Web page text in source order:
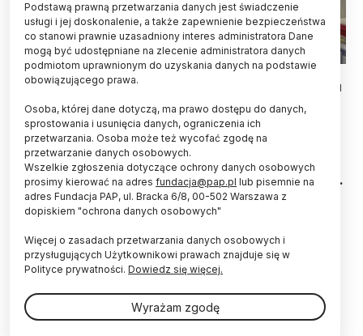
Badaczki i studenci Politechniki Krakowskiej prowadzą prace
nad lakierami do paznokci, które mogą być nośnikami leków. Od
Chodak i Kamil Jurek, mgr inż. Anna Drabczyk Fot. Karolina Kula
Nad lakierami do paznokci, które będą dostarczać
leki nie tylko miejscowo, ale też do organizmu,
pracują biotechnolodzy z Politechniki Krakowskiej.
Dzięki temu w przyszłości przy pomocy takich
lakierów można będzie leczyć zarówno infekcje
Produkty do stylizacji paznokci od dłuższego czasu
są nie tylko produktem kosmetycznym -
przypominają naukowcy w informacji prasowej
przesłanej PAP. Chociaż standardowe lakiery
Podstawą prawną przetwarzania danych jest świadczenie
usługi i jej doskonalenie, a także zapewnienie bezpieczeństwa
co stanowi prawnie uzasadniony interes administratora Dane
mogą być udostępniane na zlecenie administratora danych
podmiotom uprawnionym do uzyskania danych na podstawie
obowiązującego prawa.
Osoba, której dane dotyczą, ma prawo dostępu do danych,
sprostowania i usunięcia danych, ograniczenia ich
przetwarzania. Osoba może też wycofać zgodę na
przetwarzanie danych osobowych.
Wszelkie zgłoszenia dotyczące ochrony danych osobowych
prosimy kierować na adres fundacja@pap.pl lub pisemnie na
adres Fundacja PAP, ul. Bracka 6/8, 00-502 Warszawa z
dopiskiem "ochrona danych osobowych"
Więcej o zasadach przetwarzania danych osobowych i
przysługujących Użytkownikowi prawach znajduje się w
Polityce prywatności. Dowiedz się więcej.
Wyrażam zgodę